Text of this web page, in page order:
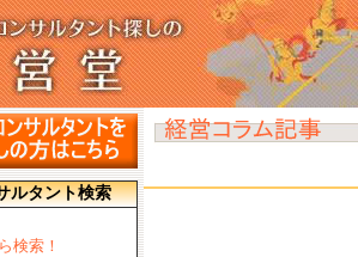
ルタント検索
検索！